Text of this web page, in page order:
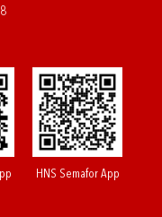
HNS Semafor App